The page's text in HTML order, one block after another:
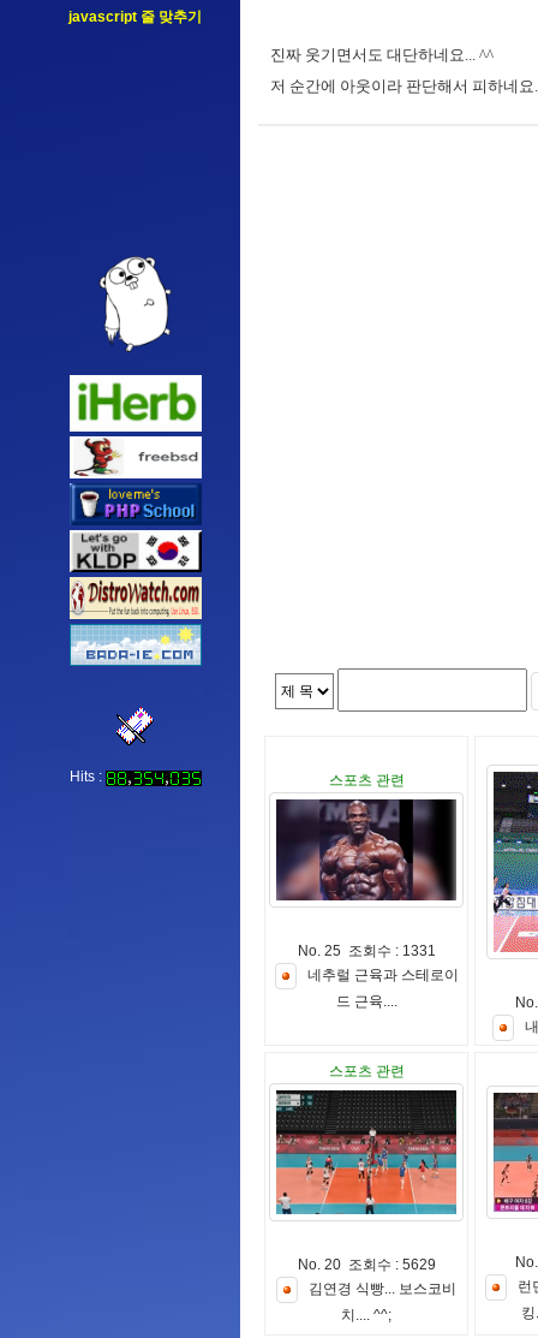
javascript 줄 맞추기
Hits :
진짜 웃기면서도 대단하네요... ^^
저 순간에 아웃이라 판단해서 피하네요
스포츠 관련
No. 25 조회수 : 1331
네 추럴 근육과 스테 로이
드 근육....
내
스포츠 관련
No. 20 조회수 : 5629
김 연 경 식 빵... 보스코비
치 .... ^^;
런
킹.